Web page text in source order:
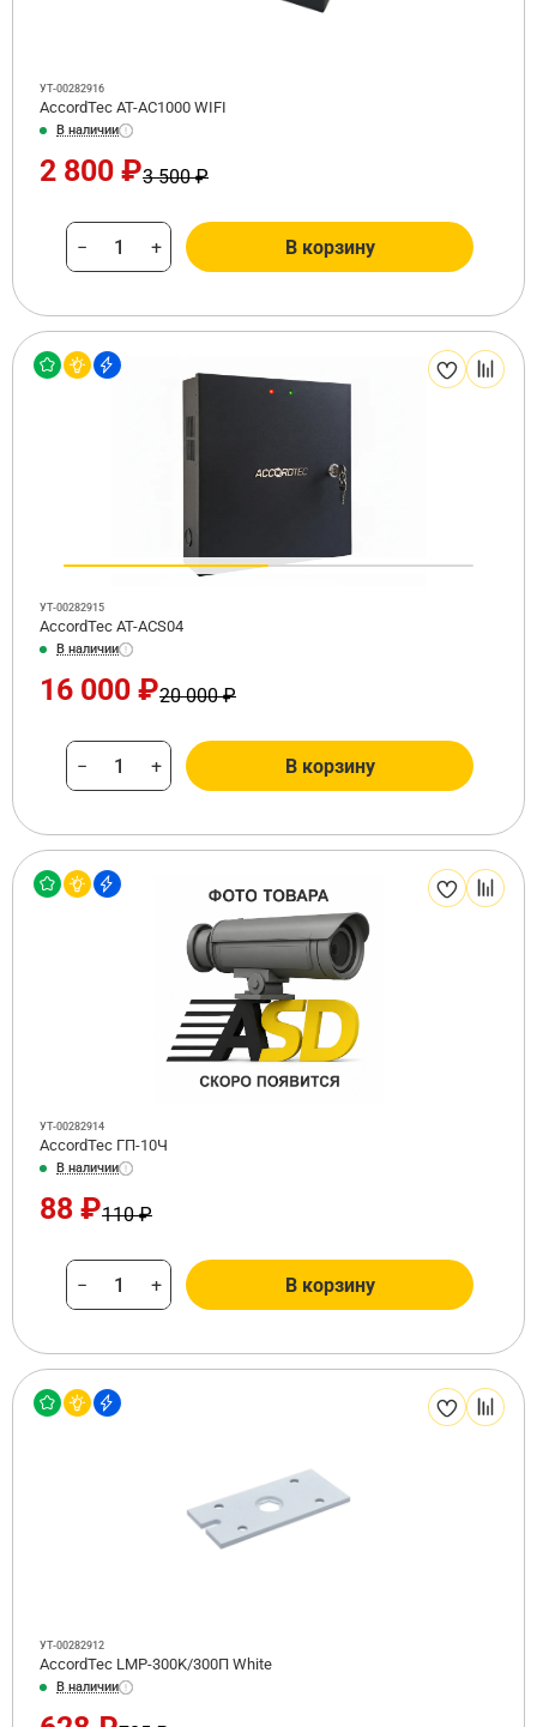
УТ-00282916
AccordTec AT-AC1000 WIFI
В наличии
2 800 ₽3 500 ₽
− + В корзину
УТ-00282915
AccordTec AT-ACS04
В наличии
16 000 ₽20 000 ₽
− + В корзину
УТ-00282914
AccordTec ГП-10Ч
В наличии
88 ₽110 ₽
− + В корзину
УТ-00282912
AccordTec LMP-300K/300П White
В наличии